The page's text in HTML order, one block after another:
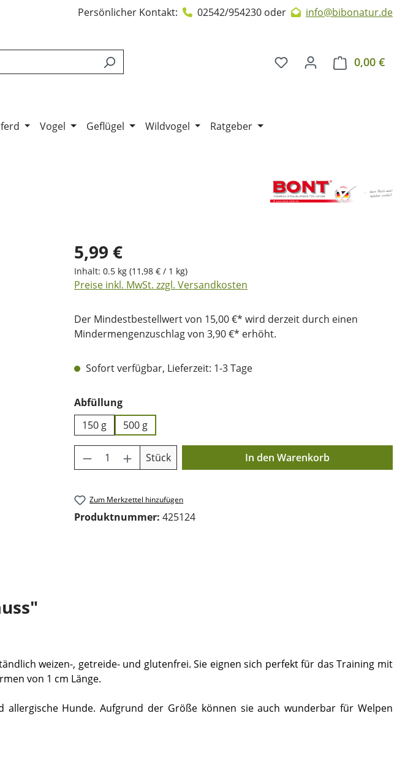
Persönlicher Kontakt: 02542/954230 oder info@bibonatur.de
0,00 €
Vogel Geflügel Wildvogel Ratgeber
5,99 €
Inhalt: 0.5 kg (11,98 € / 1 kg)
Preise inkl. MwSt. zzgl. Versandkosten
Der Mindestbestellwert von 15,00 €* wird derzeit durch einen
Mindermengenzuschlag von 3,90 €* erhöht.
Sofort verfügbar, Lieferzeit: 1-3 Tage
Abfüllungauswählen
150 g
500 g
Produkt Anzahl: Gib den gewünschten Wert
Stück In den Warenkorb
Zum Merkzettel hinzufügen
Produktnummer: 425124
weizen-, getreide- und glutenfrei. Sie eignen sich perfekt für das Training mit
von 1 cm Länge.
Hunde. Aufgrund der Größe können sie auch wunderbar für Welpen